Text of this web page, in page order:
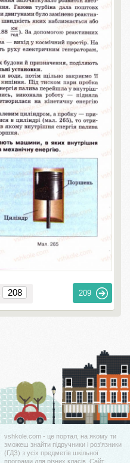
209
vshkole.com - це портал, на якому ти
зможеш знайти підручники і роз'язники
(ГДЗ) з усіх предметів шкільної
програми для різних класів. Сайт